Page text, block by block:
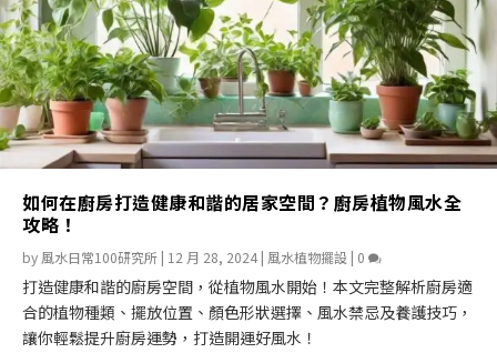
如何在廚房打造健康和諧的居家空間？廚房植物風水全
攻略！
by 風水日常100研究所 | 12 月 28, 2024 | 風水植物擺設 | 0
打造健康和諧的廚房空間，從植物風水開始！本文完整解析廚房適
合的植物種類、擺放位置、顏色形狀選擇、風水禁忌及養護技巧，
讓你輕鬆提升廚房運勢，打造開運好風水！